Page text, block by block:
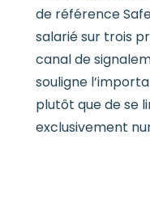
de référence
salarié sur trois
canal de
souligne
plutôt que de se
exclusivement